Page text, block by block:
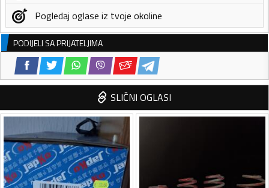
Pogledaj oglase iz tvoje okoline
PODIJELI SA PRIJATELJIMA
SLIČNI OGLASI